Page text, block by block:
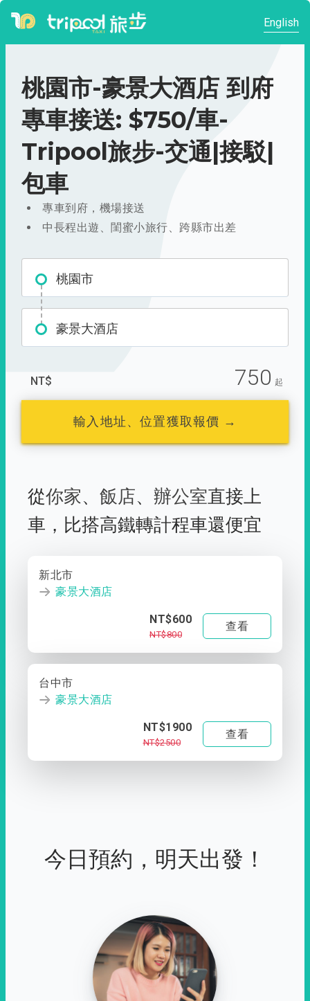
English
桃園市-豪景大酒店 到府
專車接送: $750/車-
Tripool旅步-交通|接駁|
包車
專車到府，機場接送
中長程出遊、閨蜜小旅行、跨縣市出差
桃園市
豪景大酒店
NT$ 750 起
輸入地址、位置獲取報價 →
從你家、 飯店、 辦公室直接上
車， 比搭高鐵轉計程車還便宜
新北市
豪景大酒店
NT$600
NT$800
查看
台中市
豪景大酒店
NT$1900
NT$2500
查看
今日預約，明天出發！